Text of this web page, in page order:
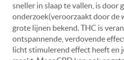
sneller in slaap te vallen, is door
onderzoek(veroorzaakt door de
grote lijnen bekend. THC is
ontspannende, verdovende
licht stimulerend effect heeft en